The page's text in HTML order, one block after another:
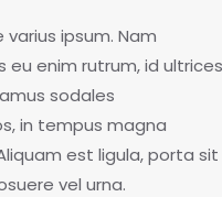
ipsum. Nam
enim rutrum, id ultrices
sodales
in tempus magna
est ligula, porta sit
vel urna.